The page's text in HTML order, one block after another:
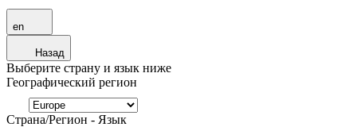
en
Назад
Выберите страну и язык ниже
Географический регион
Страна/Регион - Язык